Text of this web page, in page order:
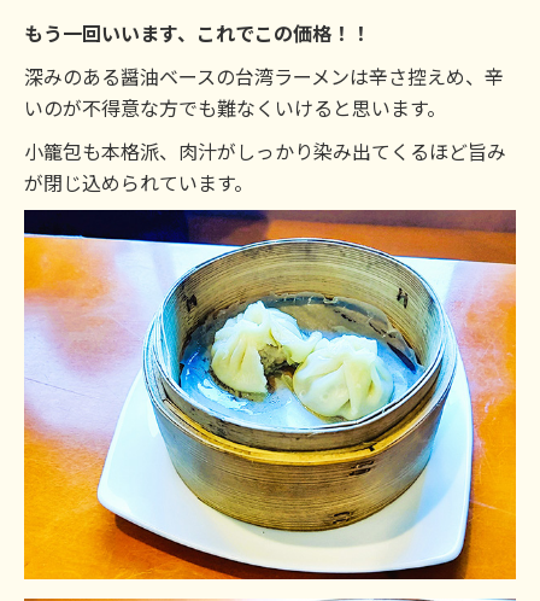
もう一回いいます、これでこの価格！！
深みのある醤油ベースの台湾ラーメンは辛さ控えめ、辛
いのが不得意な方でも難なくいけると思います。
小籠包も本格派、肉汁がしっかり染み出てくるほど旨み
が閉じ込められています。